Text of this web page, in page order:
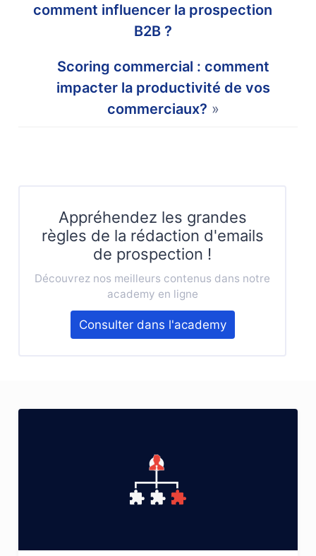
comment influencer la prospection
B2B ?
Scoring commercial : comment
impacter la productivité de vos
commerciaux? »
Appréhendez les grandes
règles de la rédaction d'emails
de prospection !
Découvrez nos meilleurs contenus dans notre
academy en ligne
Consulter dans l'academy